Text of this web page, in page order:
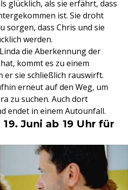
glücklich, als sie erfährt, dass
ist. Sie droht
sorgen, dass Chris und sie
werden.
die Aberkennung der
kommt es zu einem
er sie schließlich rauswirft.
erneut auf den Weg, um
zu suchen. Auch dort
endet in einem Autounfall.
19. Juni ab 19 Uhr für